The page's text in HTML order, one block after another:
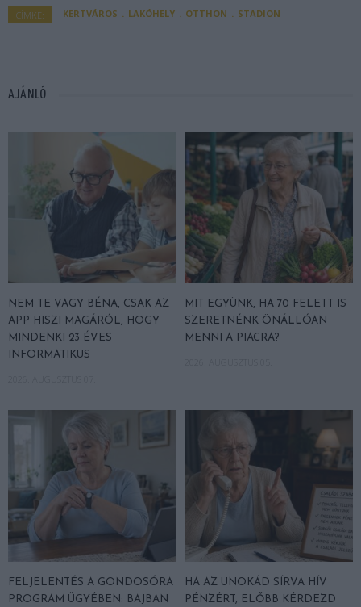
CÍMKE: KERTVÁROS LAKÓHELY OTTHON STADION
AJÁNLÓ
NEM TE VAGY BÉNA, CSAK AZ
APP HISZI MAGÁRÓL, HOGY
MINDENKI 23 ÉVES
INFORMATIKUS
MIT EGYÜNK, HA 70 FELETT IS
SZERETNÉNK ÖNÁLLÓAN
MENNI A PIACRA?
FELJELENTÉS A GONDOSÓRA
PROGRAM ÜGYÉBEN: BAJBAN
HA AZ UNOKÁD SÍRVA HÍV
PÉNZÉRT, ELŐBB KÉRDEZD